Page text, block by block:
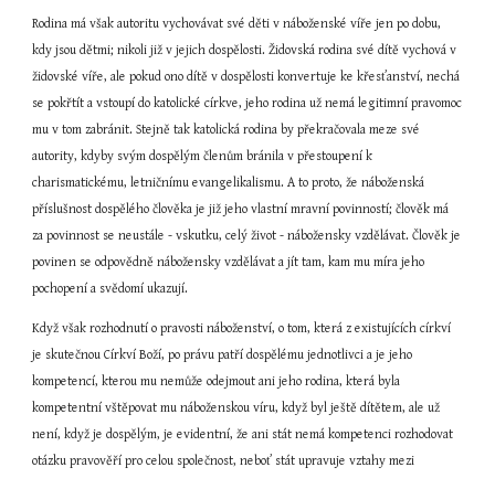
Rodina má však autoritu vychovávat své děti v náboženské víře jen po dobu,
kdy jsou dětmi; nikoli již v jejich dospělosti. Židovská rodina své dítě vychová v
židovské víře, ale pokud ono dítě v dospělosti konvertuje ke křesťanství, nechá
se pokřtít a vstoupí do katolické církve, jeho rodina už nemá legitimní pravomoc
mu v tom zabránit. Stejně tak katolická rodina by překračovala meze své
autority, kdyby svým dospělým členům bránila v přestoupení k
charismatickému, letničnímu evangelikalismu. A to proto, že náboženská
příslušnost dospělého člověka je již jeho vlastní mravní povinností; člověk má
za povinnost se neustále - vskutku, celý život - nábožensky vzdělávat. Člověk je
povinen se odpovědně nábožensky vzdělávat a jít tam, kam mu míra jeho
pochopení a svědomí ukazují.
Když však rozhodnutí o pravosti náboženství, o tom, která z existujících církví
je skutečnou Církví Boží, po právu patří dospělému jednotlivci a je jeho
kompetencí, kterou mu nemůže odejmout ani jeho rodina, která byla
kompetentní vštěpovat mu náboženskou víru, když byl ještě dítětem, ale už
není, když je dospělým, je evidentní, že ani stát nemá kompetenci rozhodovat
otázku pravověří pro celou společnost, neboť stát upravuje vztahy mezi